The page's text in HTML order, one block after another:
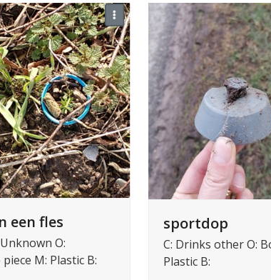
een fles
O:
M: Plastic B:
sportdop
C: Drinks other O:
Plastic B: